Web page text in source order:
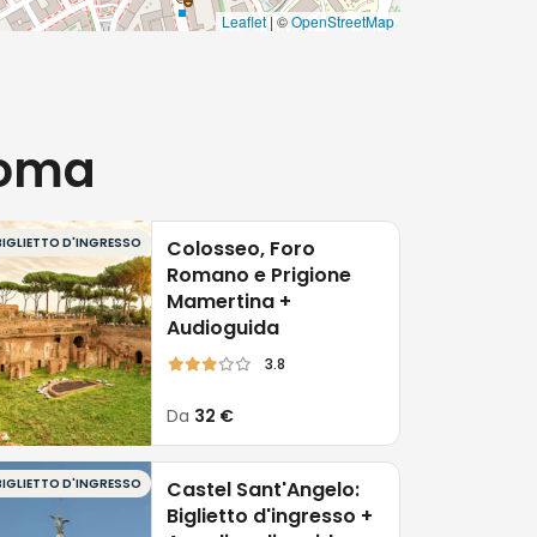
Leaflet| ©OpenStreetMap
D'INGRESSO
Colosseo, Foro
Romano e Prigione
Mamertina +
Audioguida
3.8
Da 32 €
D'INGRESSO
Castel Sant'Angelo:
Biglietto d'ingresso +